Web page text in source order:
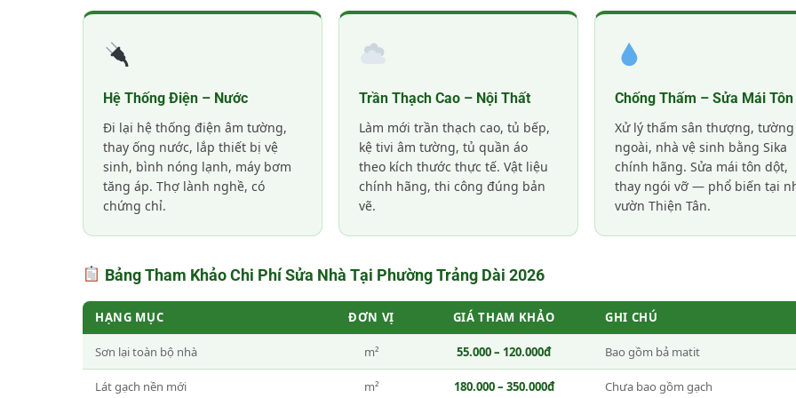
Hệ Thống Điện – Nước
Đi lại hệ thống điện âm tường,
thay ống nước, lắp thiết bị vệ
sinh, bình nóng lạnh, máy bơm
tăng áp. Thợ lành nghề, có
chứng chỉ.
Trần Thạch Cao – Nội Thất
Làm mới trần thạch cao, tủ bếp,
kệ tivi âm tường, tủ quần áo
theo kích thước thực tế. Vật liệu
chính hãng, thi công đúng bản
vẽ.
Chống Thấm – Sửa Mái Tôn
Xử lý thấm sân thượng, tường
ngoài, nhà vệ sinh bằng Sika
chính hãng. Sửa mái tôn dột,
thay ngói vỡ — phổ biến tại
vườn Thiện Tân.
Bảng Tham Khảo Chi Phí Sửa Nhà Tại Phường Trảng Dài 2026
HẠNG MỤC ĐƠN VỊ GIÁ THAM KHẢO GHI CHÚ
Sơn lại toàn bộ nhà m² 55.000 – 120.000đ Bao gồm bả matit
Lát gạch nền mới m² 180.000 – 350.000đ Chưa bao gồm gạch